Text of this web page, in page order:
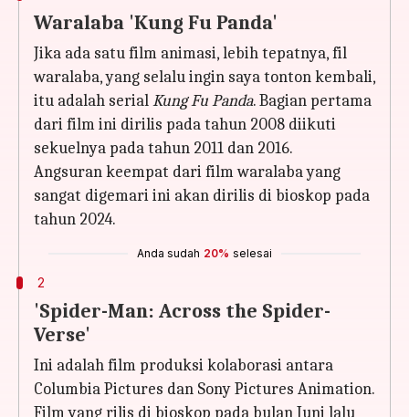
Waralaba 'Kung Fu Panda'
Jika ada satu film animasi, lebih tepatnya, fil
waralaba, yang selalu ingin saya tonton kembali,
itu adalah serialKung Fu Panda. Bagian pertama
dari film ini dirilis pada tahun 2008 diikuti
sekuelnya pada tahun 2011 dan 2016.
Angsuran keempat dari film waralaba yang
sangat digemari ini akan dirilis di bioskop pada
tahun 2024.
Anda sudah 20% selesai
2
'Spider-Man: Across the Spider-
Verse'
Ini adalah film produksi kolaborasi antara
Columbia Pictures dan Sony Pictures Animation.
Film yang rilis di bioskop pada bulan Juni lalu